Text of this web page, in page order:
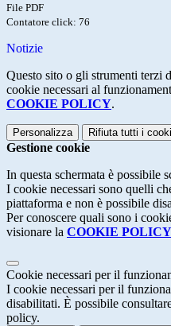
File PDF
Contatore click: 76
Notizie
Questo sito o gli strumenti terzi
cookie necessari al
COOKIE POLICY.
Personalizza Rifiuta tutti i
Gestione cookie
In questa schermata è possibile
I cookie necessari sono quelli
piattaforma e non è possibile
Per conoscere quali sono i
visionare la COOKIE POLICY
Cookie necessari per il
I cookie necessari per il
disabilitati. È possibile
policy.